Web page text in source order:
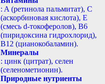
: A (ретинола пальмитат), С
(аскорбиновая кислота), E
(смесь d-токоферолов), B6
(пиридоксина гидрохлорид),
B12 (цианокобаламин).
Минералы
: цинк (цитрат), селен
(селенометионин).
Природные нутриенты